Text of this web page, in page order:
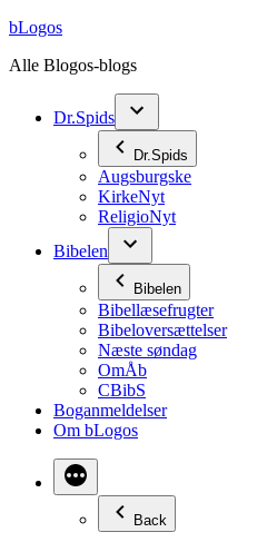
Videre
indhold
bLogos
Alle Blogos-blogs
Dr.Spids
Dr.Spids
Augsburgske
KirkeNyt
ReligioNyt
Bibelen
Bibelen
Bibellæsefrugter
Bibeloversættelser
Næste søndag
OmÅb
CBibS
Boganmeldelser
Om bLogos
Back